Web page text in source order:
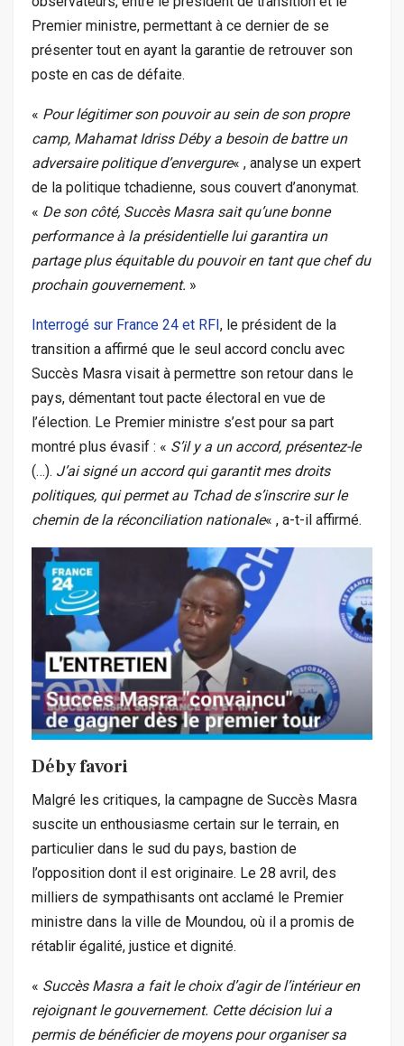
Premier ministre, permettant à ce dernier de se
présenter tout en ayant la garantie de retrouver son
poste en cas de défaite.
« Pour légitimer son pouvoir au sein de son propre
camp, Mahamat Idriss Déby a besoin de battre un
adversaire politique d’envergure« , analyse un expert
de la politique tchadienne, sous couvert d’anonymat.
« De son côté, Succès Masra sait qu’une bonne
performance à la présidentielle lui garantira un
partage plus équitable du pouvoir en tant que chef du
prochain gouvernement. »
Interrogé sur France 24 et RFI , le président de la
transition a affirmé que le seul accord conclu avec
Succès Masra visait à permettre son retour dans le
pays, démentant tout pacte électoral en vue de
l’élection. Le Premier ministre s’est pour sa part
montré plus évasif : « S’il y a un accord, présentez-le
(…). J’ai signé un accord qui garantit mes droits
politiques, qui permet au Tchad de s’inscrire sur le
chemin de la réconciliation nationale« , a-t-il affirmé.
Déby favori
Malgré les critiques, la campagne de Succès Masra
suscite un enthousiasme certain sur le terrain, en
particulier dans le sud du pays, bastion de
l’opposition dont il est originaire. Le 28 avril, des
milliers de sympathisants ont acclamé le Premier
ministre dans la ville de Moundou, où il a promis de
rétablir égalité, justice et dignité.
« Succès Masra a fait le choix d’agir de l’intérieur en
rejoignant le gouvernement. Cette décision lui a
permis de bénéficier de moyens pour organiser sa